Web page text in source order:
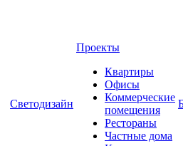
Светодизайн
Проекты
Квартиры
Офисы
Коммерческие
помещения
Рестораны
Частные дома